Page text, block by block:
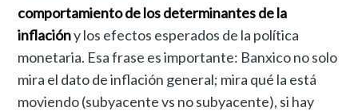
comportamiento de los determinantes de la
inflacióny los efectos esperados de la política
monetaria. Esa frase es importante: Banxico no solo
mira el dato de inflación general; mira qué la está
moviendo (subyacente vs no subyacente), si hay